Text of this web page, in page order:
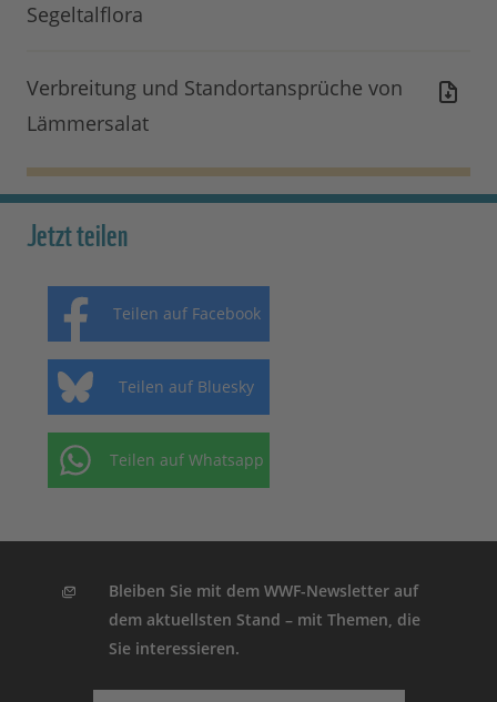
Segeltalflora
Verbreitung und Standortansprüche von
Lämmersalat
Jetzt teilen
Teilen auf Facebook
Teilen auf Bluesky
Teilen auf Whatsapp
Bleiben Sie mit dem WWF-Newsletter auf
dem aktuellsten Stand – mit Themen, die
Sie interessieren.